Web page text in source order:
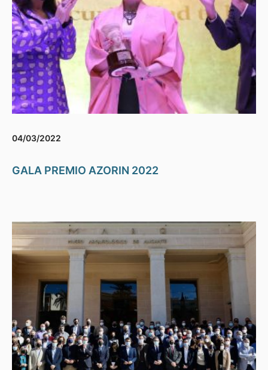
04/03/2022
GALA PREMIO AZORIN 2022